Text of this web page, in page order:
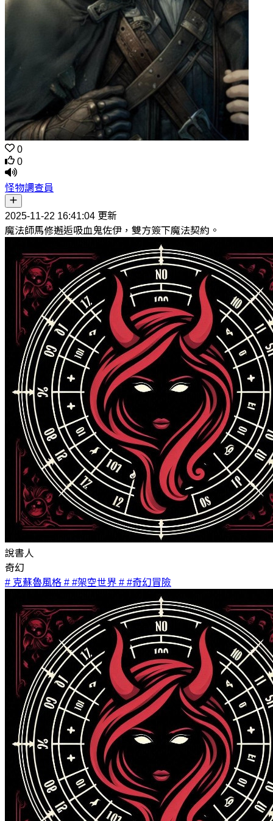
0
0
怪物調查員
2025-11-22 16:41:04 更新
魔法師馬修邂逅吸血鬼佐伊，雙方簽下魔法契約。
說書人
奇幻
# 克蘇魯風格 # #架空世界 # #奇幻冒險